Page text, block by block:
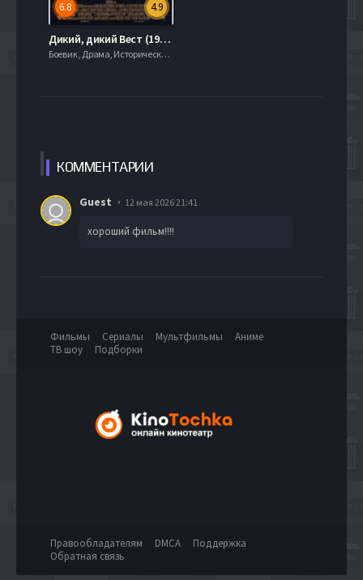
4.9
6.8
Дикий, дикий Вест (1999)
Боевик , Драма, Исторические, 720hd, mobilen,
КОММЕНТАРИИ
Guest 12 мая 2026 21:41
хороший фильм!!!!
Фильмы Сериалы Мультфильмы
Аниме
ТВ шоу
Подборки
Правообладателям DMCA
Поддержка
Обратная связь